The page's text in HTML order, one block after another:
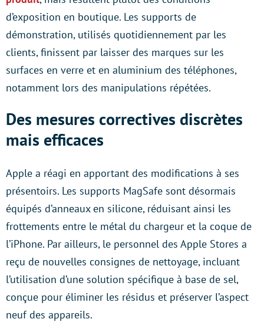
d’exposition en boutique. Les supports de
démonstration, utilisés quotidiennement par les
clients, finissent par laisser des marques sur les
surfaces en verre et en aluminium des téléphones,
notamment lors des manipulations répétées.
Des mesures correctives discrètes
mais efficaces
Apple a réagi en apportant des modifications à ses
présentoirs. Les supports MagSafe sont désormais
équipés d’anneaux en silicone, réduisant ainsi les
frottements entre le métal du chargeur et la coque de
l’iPhone. Par ailleurs, le personnel des Apple Stores a
reçu de nouvelles consignes de nettoyage, incluant
l’utilisation d’une solution spécifique à base de sel,
conçue pour éliminer les résidus et préserver l’aspect
neuf des appareils.